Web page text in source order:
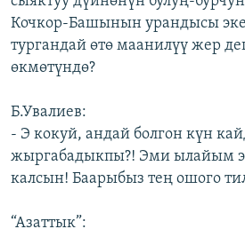
Кочкор-Башынын урандысы
тургандай өтө маанилүү жер
өкмөтүндө?
Б.Увалиев:
- Э кокуй, андай болгон күн
жыргабадыкпы?! Эми ылайым
калсын! Баарыбыз тең ошого
“Азаттык”: